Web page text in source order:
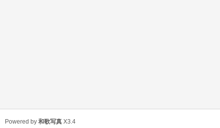
Powered by 和歌写真 X3.4